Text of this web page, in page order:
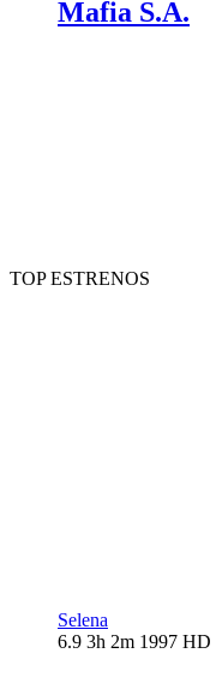
Mafia S.A.
TOP ESTRENOS
Selena
6.9 3h 2m 1997 HD